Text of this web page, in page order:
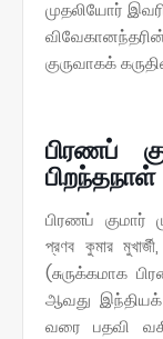
முதலியோர்
குருவாகக்
பிரணப்
பிறந்தநாள்
பிரணப் குமார்
প্রণব কুমার
(சுருக்கமாக
ஆவது இந்தியக்
வரை பதவி